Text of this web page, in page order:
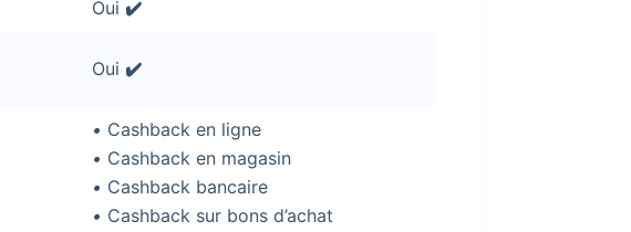
Oui✔️
Oui✔️
• Cashback en ligne
• Cashback en magasin
• Cashback bancaire
• Cashback sur bons d’achat